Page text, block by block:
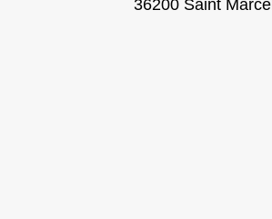
36200 Saint Marcel